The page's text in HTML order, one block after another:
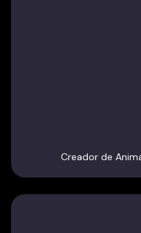
Creador de